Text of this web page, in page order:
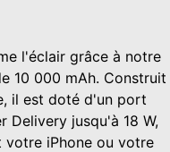
l'éclair grâce à notre
10 000 mAh. Construit
il est doté d'un port
Delivery jusqu'à 18 W,
iPhone ou votre